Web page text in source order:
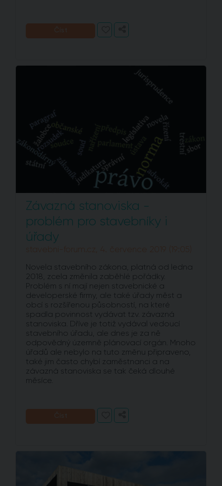
Číst
Závazná stanoviska -
problém pro stavebníky i
úřady
stavebni-forum.cz, 4. července 2019 (19:05)
Novela stavebního zákona, platná od ledna
2018, zcela změnila zaběhlé pořádky.
Problém s ní mají nejen stavebnické a
developerské firmy, ale také úřady měst a
obcí s rozšířenou působností, na které
spadla povinnost vydávat tzv. závazná
stanoviska. Dříve je totiž vydával vedoucí
stavebního úřadu, ale dnes je za ně
odpovědný územně plánovací orgán. Mnoho
úřadů ale nebylo na tuto změnu připraveno,
také jim často chybí zaměstnanci a na
závazná stanoviska se tak čeká dlouhé
měsíce.
Číst